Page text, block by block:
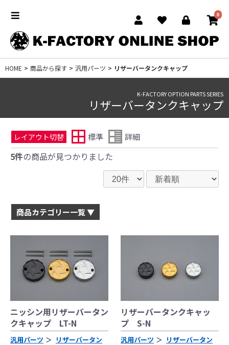
0
HOME > 商品から探す > 汎用パーツ > リザーバータンクキャップ
K-FACTORY OPTION PARTS SERIES
リザーバータンクキャップ
レイアウト切替 標準 詳細
5件の商品が見つかりました
商品カテゴリー一覧
ニッシン用リザーバータン
クキャップ LT-N
汎用パーツ
リザーバータン
リザーバータンクキャッ
プ S-N
汎用パーツ
リザーバータン